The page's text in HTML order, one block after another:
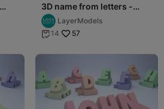
3D name from letters -
Cartoon Font
LayerModels
 14 57